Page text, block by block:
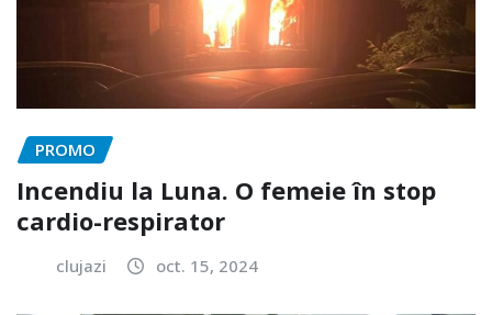
PROMO
Incendiu la Luna. O femeie în stop
cardio-respirator
clujazi oct. 15, 2024